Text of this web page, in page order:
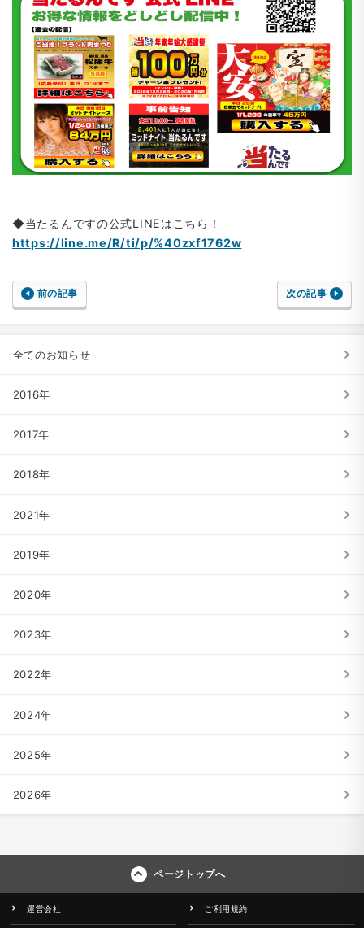
◆当たるんですの公式LINEはこちら！
https://line.me/R/ti/p/%40zxf1762w
前の記事 次の記事
全てのお知らせ
2016年
2017年
2018年
2021年
2019年
2020年
2023年
2022年
2024年
2025年
2026年
ページトップへ
運営会社 ご利用規約